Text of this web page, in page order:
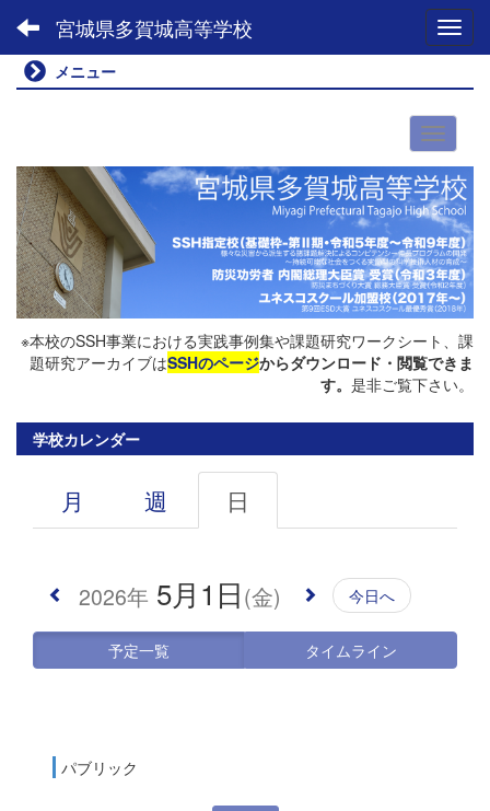
宮城県多賀城高等学校
メニュー
※本校のSSH事業における実践事例集や課題研究ワークシート、課
題研究アーカイブはSSHのページからダウンロード・閲覧できま
す。 是非ご覧下さい。
学校カレンダー
月 週 日
2026年 5月1日(金) 今日へ
予定一覧 タイムライン
パブリック